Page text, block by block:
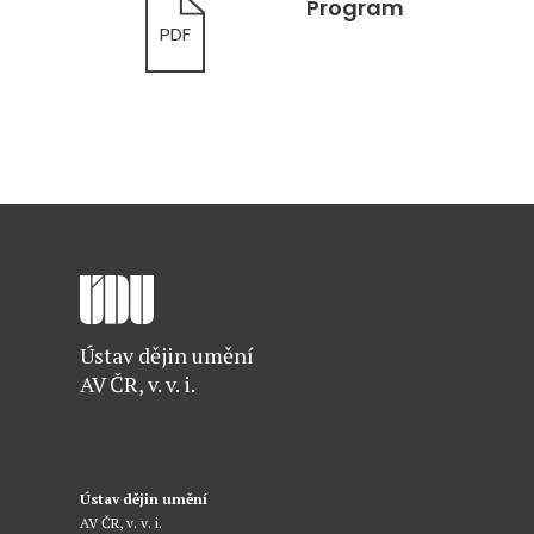
PDF
Program
Ústav dějin umění
AV ČR, v. v. i.
Ústav dějin umění
AV ČR, v. v. i.